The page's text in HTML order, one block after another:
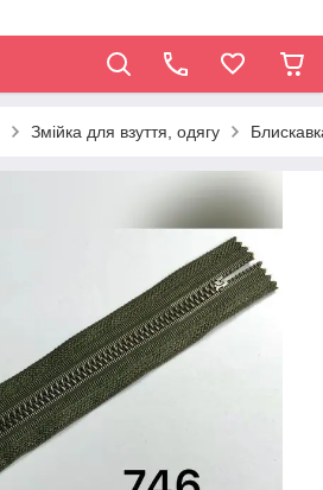
Змійка для взуття, одягу